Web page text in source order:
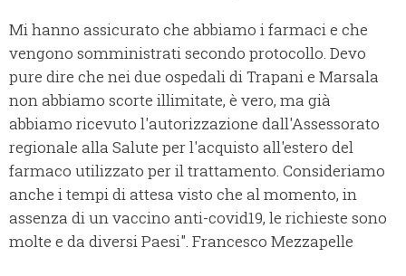
Mi hanno assicurato che abbiamo i farmaci e che
vengono somministrati secondo protocollo. Devo
pure dire che nei due ospedali di Trapani e Marsala
non abbiamo scorte illimitate, è vero, ma già
abbiamo ricevuto l'autorizzazione dall'Assessorato
regionale alla Salute per l'acquisto all'estero del
farmaco utilizzato per il trattamento. Consideriamo
anche i tempi di attesa visto che al momento, in
assenza di un vaccino anti-covid19, le richieste sono
molte e da diversi Paesi". Francesco Mezzapelle